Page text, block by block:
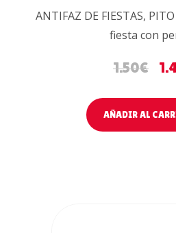
ANTIFAZ DE FIESTAS,
fiesta con
1.50€
AÑADIR AL